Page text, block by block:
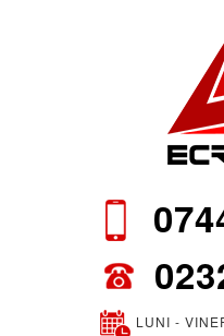
LUNI -